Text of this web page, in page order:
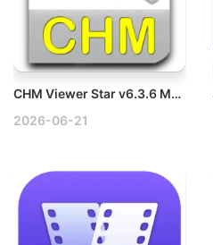
CHM Viewer Star v6.3.6 Mac CHM阅读器-专业版
2026-06-21